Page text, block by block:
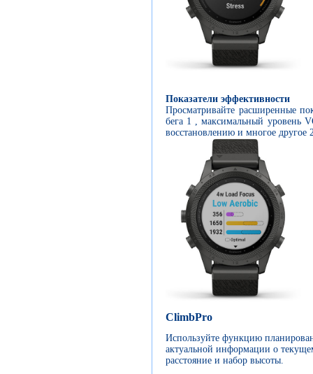
Показатели эффективности
Просматривайте расширенные
бега 1 , максимальный уровень
восстановлению и многое другое
ClimbPro
Используйте функцию
актуальной информации о
расстояние и набор высоты.